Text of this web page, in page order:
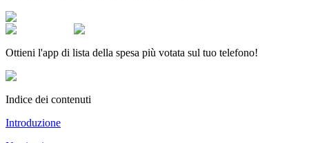
Ottieni l'app di lista della spesa più votata sul tuo telefono!
Indice dei contenuti
Introduzione